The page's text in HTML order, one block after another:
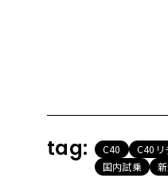
tag: C40 C40リ
国内試乗